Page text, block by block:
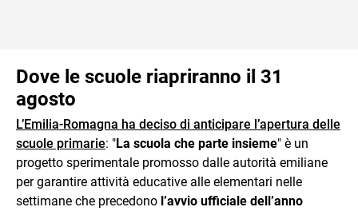
Dove le scuole riapriranno il 31
agosto
L’Emilia-Romagna ha deciso di anticipare l’apertura delle
scuole primarie: "La scuola che parte insieme" è un
progetto sperimentale promosso dalle autorità emiliane
per garantire attività educative alle elementari nelle
settimane che precedono l’avvio ufficiale dell’anno